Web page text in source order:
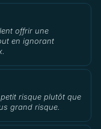
offrir une
en ignorant
risque plutôt que
grand risque.